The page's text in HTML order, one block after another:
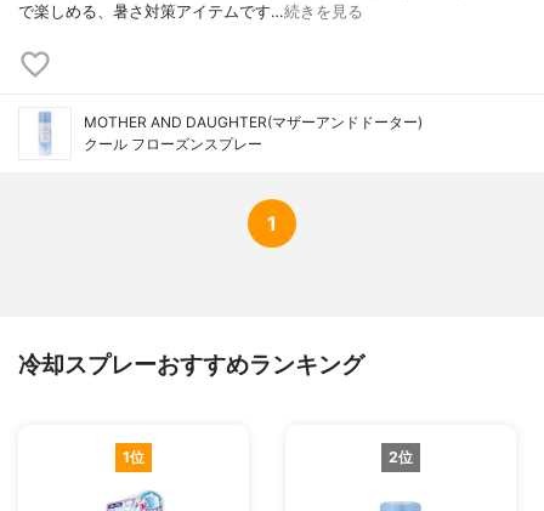
で楽しめる、暑さ対策アイテムです…続きを見る
MOTHER AND DAUGHTER(マザーアンドドーター)
クール フローズンスプレー
1
冷却スプレーおすすめランキング
1位 2位